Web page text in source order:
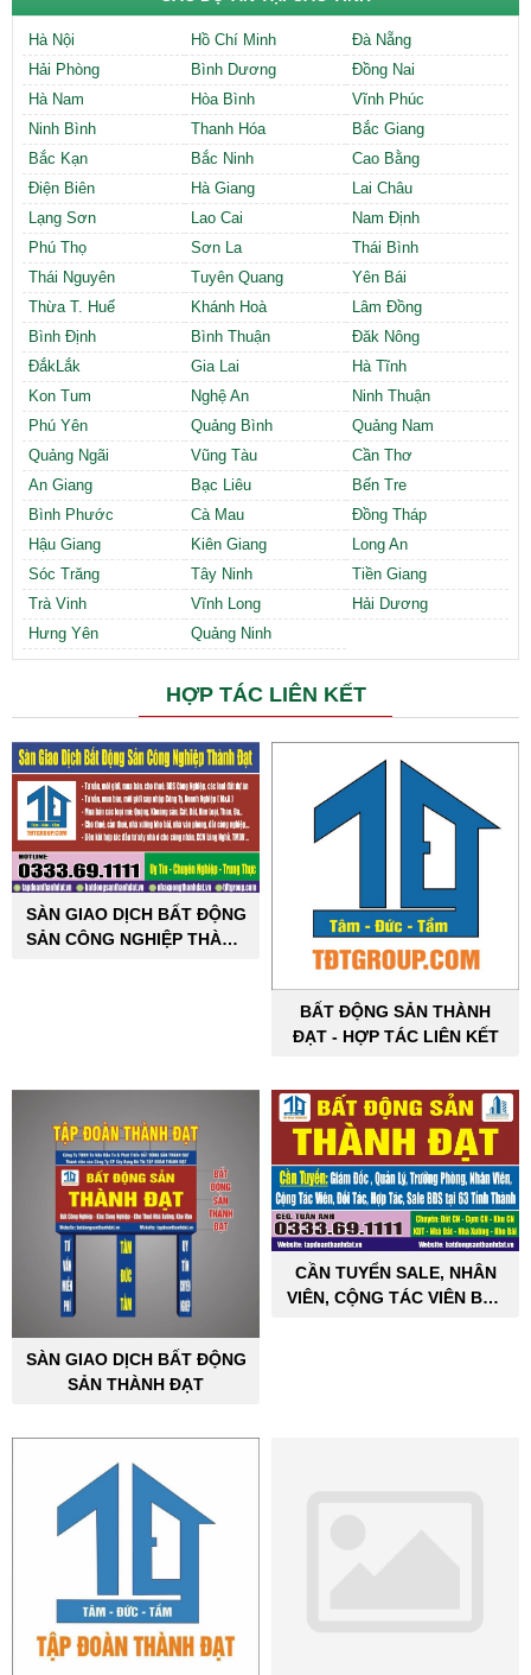
Hà Nội Hồ Chí Minh
Đà Nẵng
Hải Phòng
Bình Dương
Đồng Nai
Hà Nam
Hòa Bình
Vĩnh Phúc
Ninh Bình
Thanh Hóa
Bắc Giang
Bắc Kạn
Bắc Ninh
Cao Bằng
Điện Biên
Hà Giang
Lai Châu
Lạng Sơn
Lao Cai
Nam Định
Phú Thọ
Sơn La
Thái Bình
Thái Nguyên
Tuyên Quang
Yên Bái
Thừa T. Huế
Khánh Hoà
Lâm Đồng
Bình Định
Bình Thuận
Đăk Nông
ĐắkLắk
Gia Lai
Hà Tĩnh
Kon Tum
Nghệ An
Ninh Thuận
Phú Yên
Quảng Bình
Quảng Nam
Quảng Ngãi
Vũng Tàu
Cần Thơ
An Giang
Bạc Liêu
Bến Tre
Bình Phước
Cà Mau
Đồng Tháp
Hậu Giang
Kiên Giang
Long An
Sóc Trăng
Tây Ninh
Tiền Giang
Trà Vinh
Vĩnh Long
Hải Dương
Hưng Yên
Quảng Ninh
HỢP TÁC LIÊN KẾT
SÀN GIAO DỊCH BẤT ĐỘNG
SẢN CÔNG NGHIỆP THÀNH
BẤT ĐỘNG SẢN THÀNH
ĐẠT - HỢP TÁC LIÊN KẾT
SÀN GIAO DỊCH BẤT ĐỘNG
SẢN THÀNH ĐẠT
CẦN TUYỂN SALE, NHÂN
VIÊN, CỘNG TÁC VIÊN BẤT